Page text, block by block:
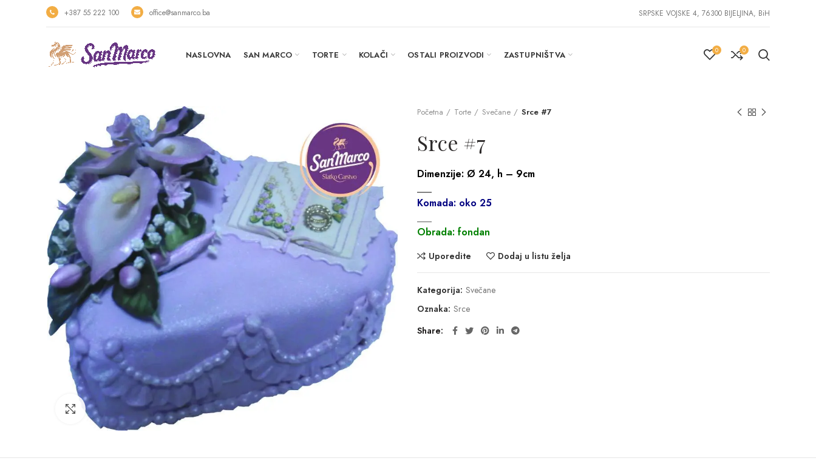
+387 55 222 100 office@sanmarco.ba SRPSKE VOJSKE 4, 76300 BIJELJINA, BiH
NASLOVNA SAN MARCO TORTE KOLAČI OSTALI PROIZVODI ZASTUPNIŠTVA 0 0
Click to enlarge
Početna Torte Svečane Srce #7
Srce #7
Dimenzije: Ø 24, h – 9cm
___
Komada: oko 25
Obrada: fondan
Uporedite Dodaj u listu želja
Kategorija: Svečane
Oznaka: Srce
Share